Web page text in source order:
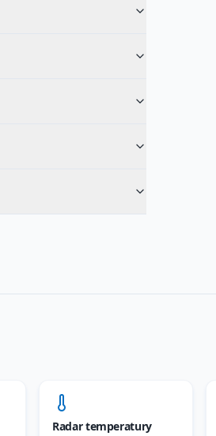
Radar temperatury